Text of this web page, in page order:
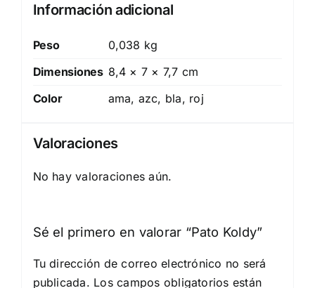
Información adicional
Peso
0,038 kg
Dimensiones 8,4 × 7 × 7,7 cm
Color
ama, azc, bla, roj
Valoraciones
No hay valoraciones aún.
Sé el primero en valorar “Pato Koldy”
Tu dirección de correo electrónico no será
publicada. Los campos obligatorios están